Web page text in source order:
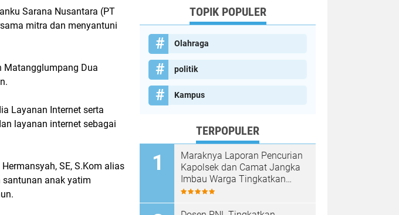
Sarana Nusantara (PT
mitra dan menyantuni
Matangglumpang Dua
Layanan Internet serta
layanan internet sebagai
SE, S.Kom alias
santunan anak yatim
TOPIK POPULER
Olahraga
politik
Kampus
TERPOPULER
Maraknya Laporan Pencurian
Kapolsek dan Camat Jangka
Imbau Warga Tingkatkan
Kewaspadaan